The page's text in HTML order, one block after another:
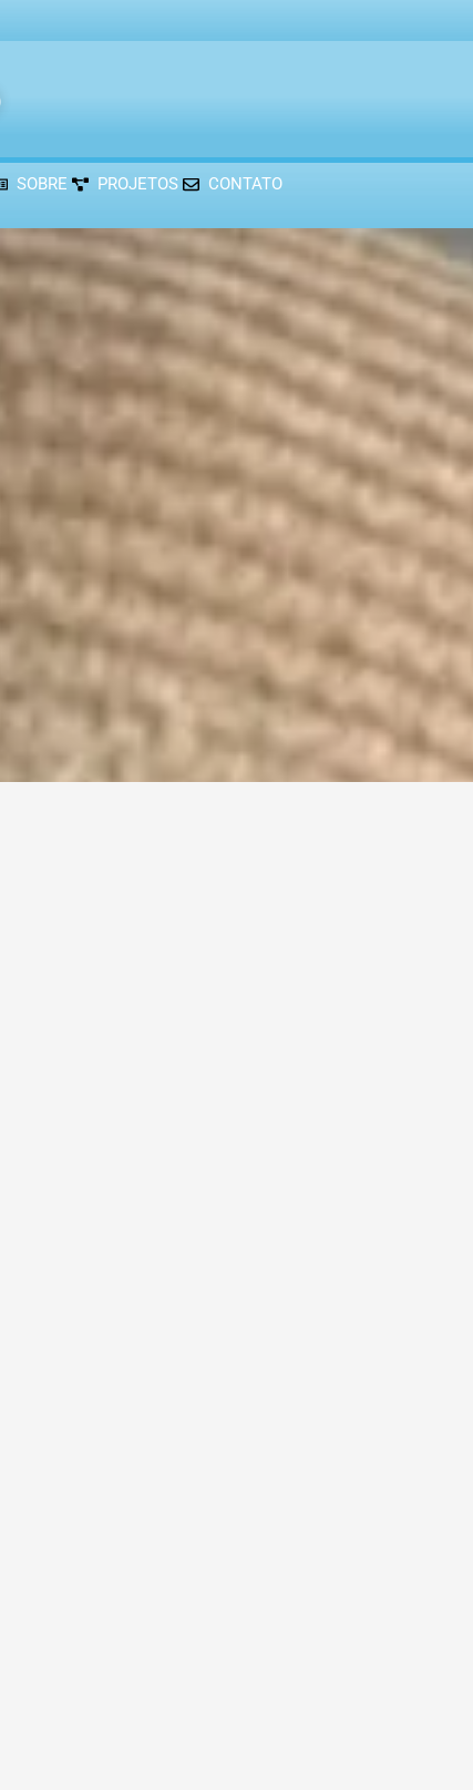
SOBRE PROJETOS CONTATO